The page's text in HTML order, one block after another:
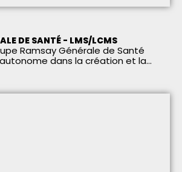
DE SANTÉ - LMS/LCMS
Ramsay Générale de Santé
dans la création et la...